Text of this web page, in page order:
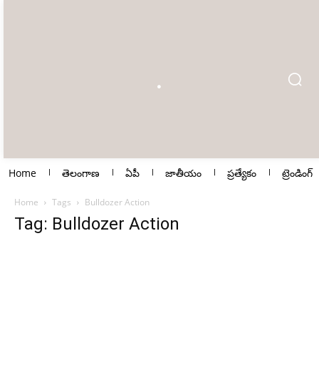
Home తెలంగాణ ఏపీ జాతీయం ప్రత్యేకం ట్రెండింగ్
Home Tags Bulldozer Action
Tag: Bulldozer Action